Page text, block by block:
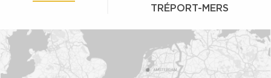
TRÉPORT-MERS